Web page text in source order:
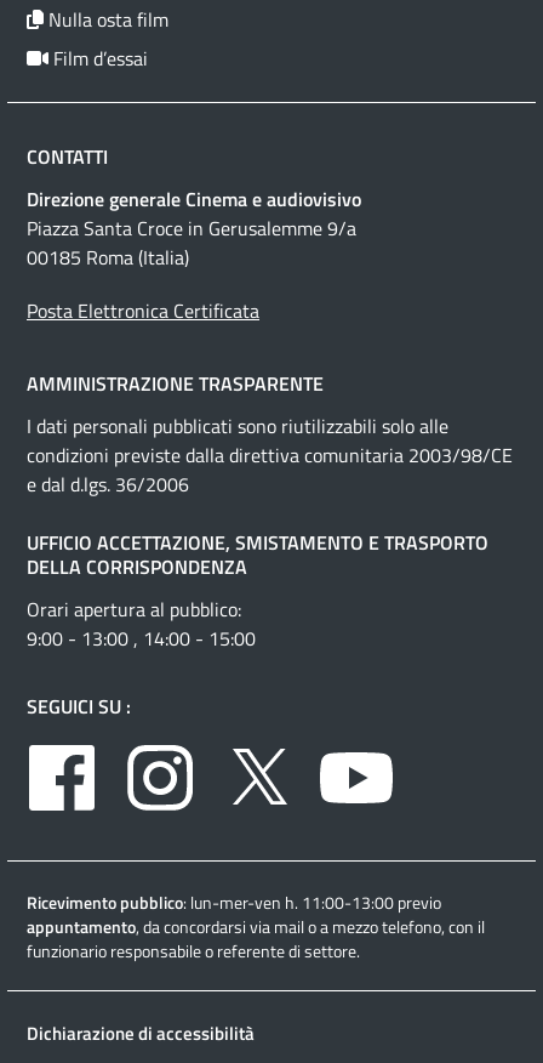
Nulla osta film
Film d’essai
CONTATTI
Direzione generale Cinema e audiovisivo
Piazza Santa Croce in Gerusalemme 9/a
00185 Roma (Italia)
Posta Elettronica Certificata
AMMINISTRAZIONE TRASPARENTE
I dati personali pubblicati sono riutilizzabili solo alle
condizioni previste dalla direttiva comunitaria 2003/98/CE
e dal d.lgs. 36/2006
UFFICIO ACCETTAZIONE, SMISTAMENTO E TRASPORTO
DELLA CORRISPONDENZA
Orari apertura al pubblico:
9:00 - 13:00 , 14:00 - 15:00
SEGUICI SU :
Facebook
Instagram Twitter
Ricevimento pubblico: lun-mer-ven h. 11:00-13:00 previo
appuntamento, da concordarsi via mail o a mezzo telefono, con il
funzionario responsabile o referente di settore.
Dichiarazione di accessibilità